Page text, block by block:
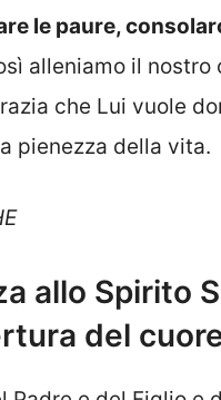
le paure,
alleniamo il nostro
che Lui vuole
pienezza della vita.
allo Spirito
del